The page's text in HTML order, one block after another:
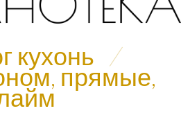
кухонь /
прямые,